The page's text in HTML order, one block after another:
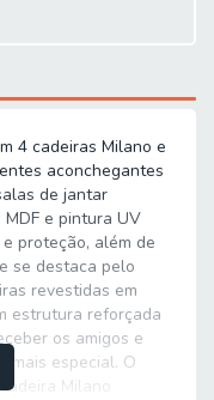
4 cadeiras Milano e
aconchegantes
de jantar
e pintura UV
proteção, além de
se destaca pelo
revestidas em
estrutura reforçada
os amigos e
mais especial. O
Milano